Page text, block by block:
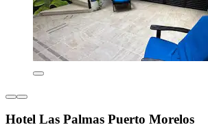
Hotel Las Palmas Puerto Morelos